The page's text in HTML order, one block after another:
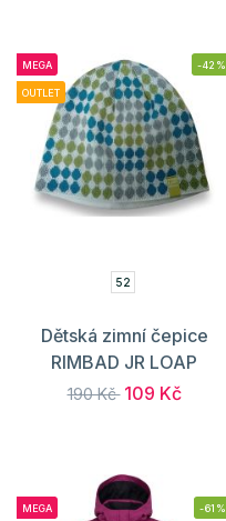
MEGA
OUTLET
-42%
52
Dětská zimní čepice
RIMBAD JR LOAP
190 Kč 109 Kč
MEGA -61%